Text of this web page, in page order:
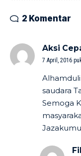
2 Komentar
Aksi
7 April, 2016
saudara
Semoga